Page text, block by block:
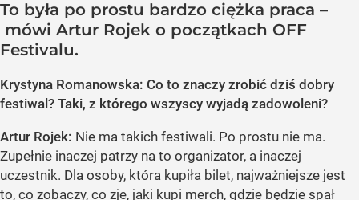
To była po prostu bardzo ciężka praca –
mówi Artur Rojek o początkach OFF
Festivalu.
Krystyna Romanowska: Co to znaczy zrobić dziś dobry
festiwal? Taki, z którego wszyscy wyjadą zadowoleni?
Artur Rojek: Nie ma takich festiwali. Po prostu nie ma.
Zupełnie inaczej patrzy na to organizator, a inaczej
uczestnik. Dla osoby, która kupiła bilet, najważniejsze jest
to, co zobaczy, co zje, jaki kupi merch, gdzie będzie spał